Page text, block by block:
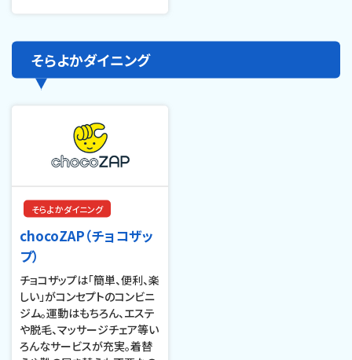
そらよかダイニング
そらよかダイニング
chocoZAP（チョコザッ
プ）
チョコザップは「簡単、便利、楽
しい」がコンセプトのコンビニ
ジム。運動はもちろん、エステ
や脱毛、マッサージチェア等い
ろんなサービスが充実。着替